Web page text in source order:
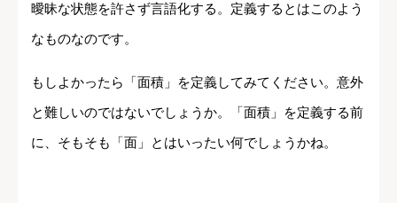
曖昧な状態を許さず言語化する。定義するとはこのよう
なものなのです。
もしよかったら「面積」を定義してみてください。意外
と難しいのではないでしょうか。「面積」を定義する前
に、そもそも「面」とはいったい何でしょうかね。